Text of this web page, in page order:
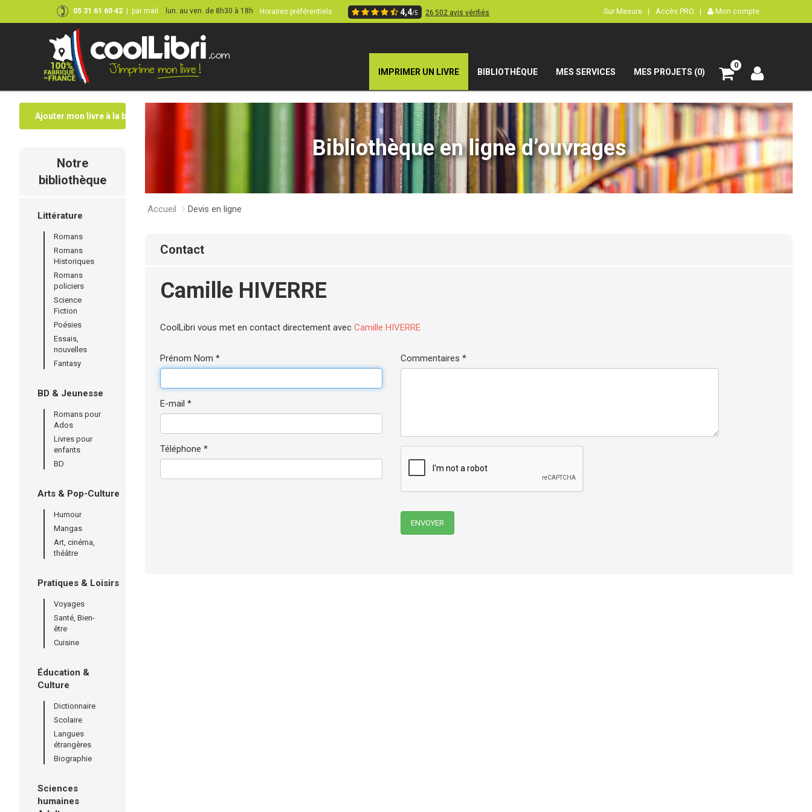
05 31 61 60 42 par mail lun. au ven. de 8h30 à 18h Horaires préférentiels 4,4/5 26 502 avis vérifiés Sur Mesure | Accès PRO | Mon compte
IMPRIMER UN LIVRE BIBLIOTHÈQUE MES SERVICES MES PROJETS (0)
0
Ajouter mon livre à la bibliothèque
Notre
bibliothèque
Littérature
Romans
Romans
Historiques
Romans
policiers
Science
Fiction
Poésies
Essais,
nouvelles
Fantasy
BD & Jeunesse
Romans pour
Ados
Livres pour
enfants
BD
Arts & Pop-Culture
Humour
Mangas
Art, cinéma,
théâtre
Pratiques & Loisirs
Voyages
Santé, Bien-
être
Cuisine
Éducation &
Culture
Dictionnaire
Scolaire
Langues
étrangères
Biographie
Sciences
humaines
Bibliothèque en ligne d’ouvrages
Accueil Devis en ligne
contact
Camille HIVERRE
CoolLibri vous met en contact directement avec Camille HIVERRE
Prénom Nom *
E-mail *
Téléphone *
Commentaires *